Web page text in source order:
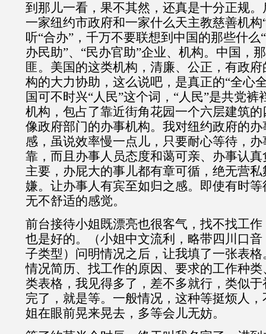
到那儿一看，果不其然，还真是十分正规
一家纽约市政府和一家什么天主教慈善机构
听“合办”，千万不要联想到中国的那些什么
办民助”、“民办官助”企业、机构。中国，
匪。美国的这类机构，清廉、公正，有政
构的大力协助，这么说吧，是真正的“全心
国可不时兴“人民”这个词，“人民”是共党
机构，包占了靠近街角花园一个六层建筑
像政府部门的办事机构。我对纽约政府的
感，虽说效率慢一点儿，只要耐心等待，
靠，而且办事人员态度和蔼可亲、办事认
主要，办屁大的事儿都有章可循，绝无营
嫌。让办事人有宾至如归之感。即使有时
无不舒适的感觉。
前台接待小姐既漂亮也很客气，找不找工
也是好的。（小姐中文流利，略带四川口
子类型）问明情况之后，让我填了一张表
情况简历、找工作的原因、要求的工作种
类表格，我见得多了，差不多就行，类似
完了，就是等。一般情况，这种等挺烦人
姐在眼前晃来晃去，多等会儿无妨。